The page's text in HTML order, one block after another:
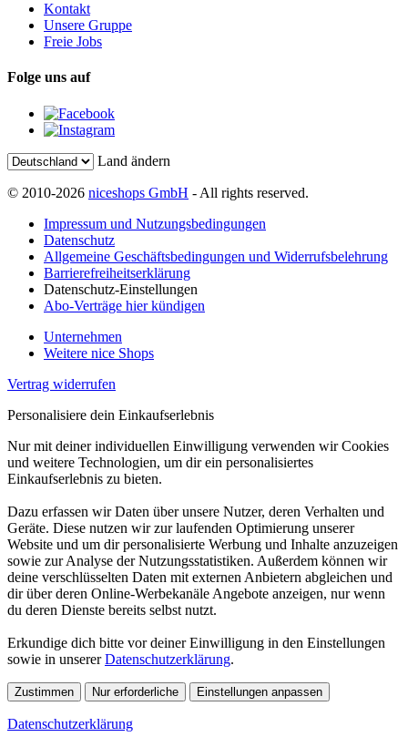
Kontakt
Unsere Gruppe
Freie Jobs
Folge uns auf
Land ändern
© 2010-2026 niceshops GmbH - All rights reserved.
Impressum und Nutzungsbedingungen
Datenschutz
Allgemeine Geschäftsbedingungen und Widerrufsbelehrung
Barrierefreiheitserklärung
Datenschutz-Einstellungen
Abo-Verträge hier kündigen
Unternehmen
Weitere nice Shops
Vertrag widerrufen
Personalisiere dein Einkaufserlebnis
Nur mit deiner individuellen Einwilligung verwenden wir Cookies
und weitere Technologien, um dir ein personalisiertes
Einkaufserlebnis zu bieten.
Dazu erfassen wir Daten über unsere Nutzer, deren Verhalten und
Geräte. Diese nutzen wir zur laufenden Optimierung unserer
Website und um dir personalisierte Werbung und Inhalte anzuzeigen
sowie zur Analyse der Nutzungsstatistiken. Außerdem können wir
deine verschlüsselten Daten mit externen Anbietern abgleichen und
dir über deren Online-Werbekanäle Angebote anzeigen, nur wenn
du deren Dienste bereits selbst nutzt.
Erkundige dich bitte vor deiner Einwilligung in den Einstellungen
sowie in unsererDatenschutzerklärung.
Zustimmen Nur erforderliche Einstellungen anpassen
Datenschutzerklärung